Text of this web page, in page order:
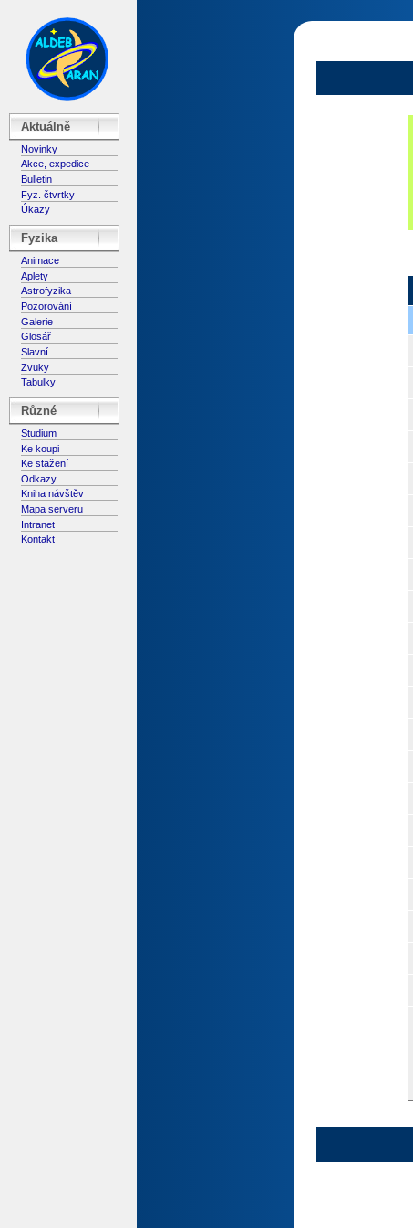
Aktuálně
Novinky
Akce, expedice
Bulletin
Fyz. čtvrtky
Úkazy
Fyzika
Animace
Aplety
Astrofyzika
Pozorování
Galerie
Glosář
Slavní
Zvuky
Tabulky
Různé
Studium
Ke koupi
Ke stažení
Odkazy
Kniha návštěv
Mapa serveru
Intranet
Kontakt